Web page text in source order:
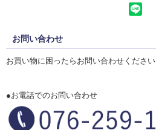
お問い合わせ
お買い物に困ったらお問い合わせください
●お電話でのお問い合わせ